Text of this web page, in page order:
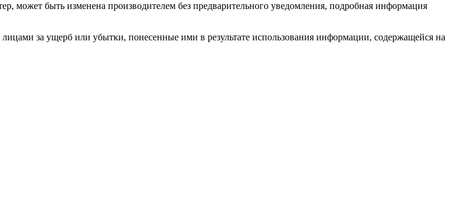
может быть изменена производителем без предварительного уведомления, подробная информация
за ущерб или убытки, понесенные ими в результате использования информации, содержащейся на